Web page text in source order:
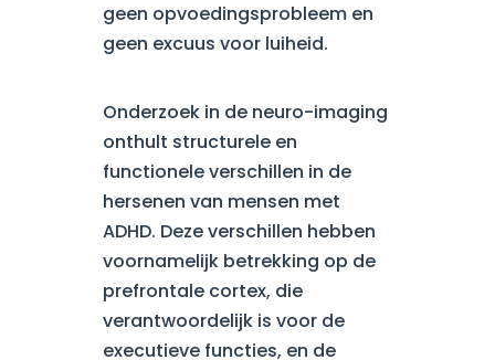
geen opvoedingsprobleem en
geen excuus voor luiheid.
Onderzoek in de neuro-imaging
onthult structurele en
functionele verschillen in de
hersenen van mensen met
ADHD. Deze verschillen hebben
voornamelijk betrekking op de
prefrontale cortex, die
verantwoordelijk is voor de
executieve functies, en de